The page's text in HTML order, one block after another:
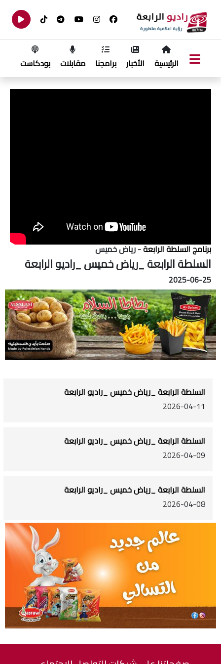
الرئيسية الأخبار برامجنا مقابلات بودكاست
برنامج السلطة الرابعة- رياض خميس
السلطة الرابعة _رياض خميس _راديو الرابعة
2025-06-25
السلطة الرابعة _رياض خميس _راديو الرابعة
2026-04-11
السلطة الرابعة _رياض خميس _راديو الرابعة
2026-04-09
السلطة الرابعة _رياض خميس _راديو الرابعة
2026-04-08